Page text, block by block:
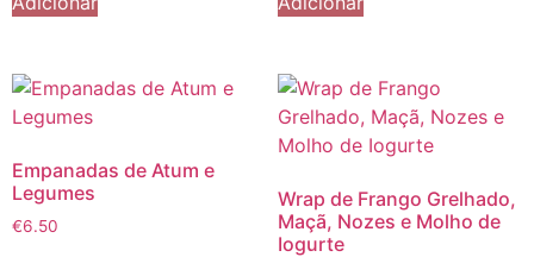
Empanadas de Atum e
Legumes
€6.50
Wrap de Frango Grelhado,
Maçã, Nozes e Molho de
Iogurte